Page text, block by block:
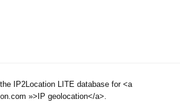
IP2Location LITE database for <a
»>IP geolocation</a>.